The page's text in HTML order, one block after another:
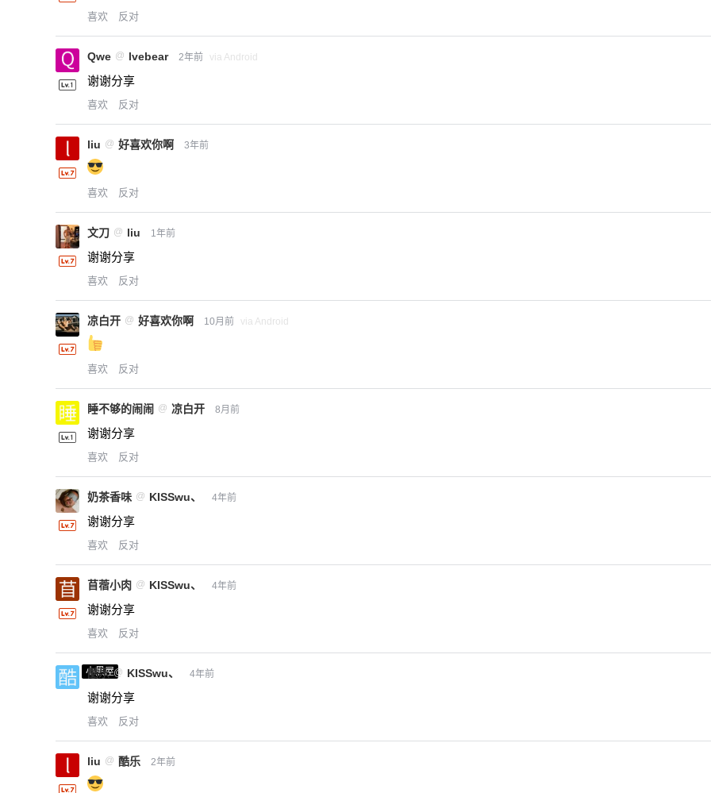
喜欢 反对
Qwe @ lvebear 2年前 via Android
谢谢分享
喜欢 反对
liu @ 好喜欢你啊 3年前
喜欢 反对
文刀 @ liu 1年前
谢谢分享
喜欢 反对
凉白开 @ 好喜欢你啊 10月前 via Android
喜欢 反对
睡不够的闹闹 @ 凉白开 8月前
谢谢分享
喜欢 反对
奶茶香味 @ KISSwu、 4年前
谢谢分享
喜欢 反对
苜蓿小肉 @ KISSwu、 4年前
谢谢分享
喜欢 反对
小黑屋
酷乐 @ KISSwu、 4年前
谢谢分享
喜欢 反对
liu @ 酷乐 2年前